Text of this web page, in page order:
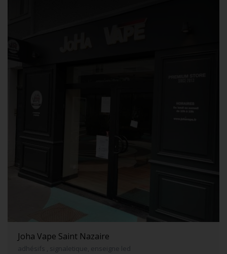
Joha Vape Saint Nazaire
adhésifs , signaletique, enseigne led